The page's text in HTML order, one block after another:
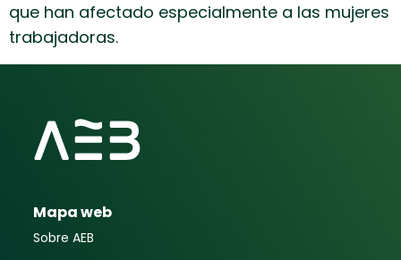
que han afectado especialmente a las mujeres
trabajadoras.
Mapa web
Sobre AEB